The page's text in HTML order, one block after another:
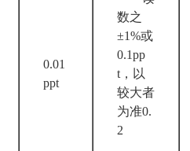
0.01
ppt
数之
±1%或
0.1pp
t，以
较大者
为准0.
2